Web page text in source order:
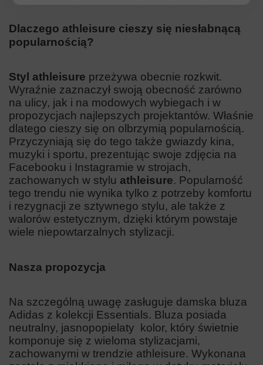
Dlaczego athleisure cieszy się niesłabnącą
popularnością?
Styl athleisure przeżywa obecnie rozkwit.
Wyraźnie zaznaczył swoją obecność zarówno
na ulicy, jak i na modowych wybiegach i w
propozycjach najlepszych projektantów. Właśnie
dlatego cieszy się on olbrzymią popularnością.
Przyczyniają się do tego także gwiazdy kina,
muzyki i sportu, prezentując swoje zdjęcia na
Facebooku i Instagramie w strojach,
zachowanych w stylu athleisure. Popularność
tego trendu nie wynika tylko z potrzeby komfortu
i rezygnacji ze sztywnego stylu, ale także z
walorów estetycznym, dzięki którym powstaje
wiele niepowtarzalnych stylizacji.
Nasza propozycja
Na szczególną uwagę zasługuje damska bluza
Adidas z kolekcji Essentials. Bluza posiada
neutralny, jasnopopielaty kolor, który świetnie
komponuje się z wieloma stylizacjami,
zachowanymi w trendzie athleisure. Wykonana